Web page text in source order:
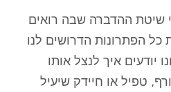
שיטת ההדברה שבה רואים
הפתרונות הדרושים לנו
יודעים איך לנצל אותו
טפיל או חיידק שיעיל